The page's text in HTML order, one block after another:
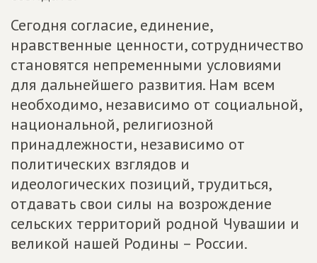
Сегодня согласие, единение,
нравственные ценности, сотрудничество
становятся непременными условиями
для дальнейшего развития. Нам всем
необходимо, независимо от социальной,
национальной, религиозной
принадлежности, независимо от
политических взглядов и
идеологических позиций, трудиться,
отдавать свои силы на возрождение
сельских территорий родной Чувашии и
великой нашей Родины – России.